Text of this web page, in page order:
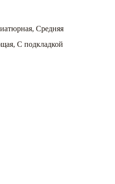
, Средняя
, С подкладкой